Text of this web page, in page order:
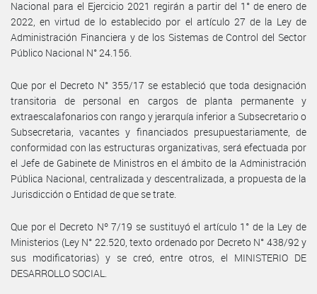
Nacional para el Ejercicio 2021 regirán a partir del 1° de enero de
2022, en virtud de lo establecido por el artículo 27 de la Ley de
Administración Financiera y de los Sistemas de Control del Sector
Público Nacional N° 24.156.
Que por el Decreto N° 355/17 se estableció que toda designación
transitoria de personal en cargos de planta permanente y
extraescalafonarios con rango y jerarquía inferior a Subsecretario o
Subsecretaria, vacantes y financiados presupuestariamente, de
conformidad con las estructuras organizativas, será efectuada por
el Jefe de Gabinete de Ministros en el ámbito de la Administración
Pública Nacional, centralizada y descentralizada, a propuesta de la
Jurisdicción o Entidad de que se trate.
Que por el Decreto Nº 7/19 se sustituyó el artículo 1° de la Ley de
Ministerios (Ley N° 22.520, texto ordenado por Decreto N° 438/92 y
sus modificatorias) y se creó, entre otros, el MINISTERIO DE
DESARROLLO SOCIAL.